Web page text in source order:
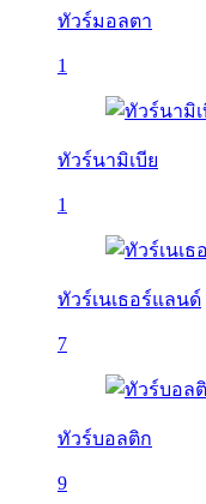
ทัวร์มอลตา
1
ทัวร์นามิเบีย
1
ทัวร์เนเธอร์แลนด์
7
ทัวร์บอลติก
9